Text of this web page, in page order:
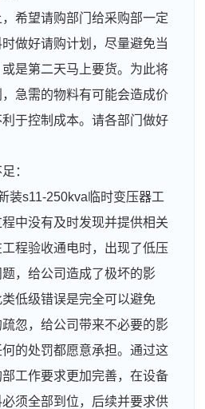
希望请购部门给采购部一定
做好请购计划，尽量避免当
是第二天马上要货。为此将
急需的物料有可能会造成价
于控制成本。请各部门做好
不足：
装s11-250kva临时变压器工
中没有及时发现并提供相关
程验收通电时，出现了低压
，给公司造成了极坏的影
低级错误是完全可以避免
忽，给公司带来不必要的影
的处罚都愿意承担。通过这
工作要求更加完善，在设备
须全部到位，后续并要求供